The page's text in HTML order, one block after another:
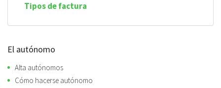
Tipos de factura
El autónomo
Alta autónomos
Cómo hacerse autónomo